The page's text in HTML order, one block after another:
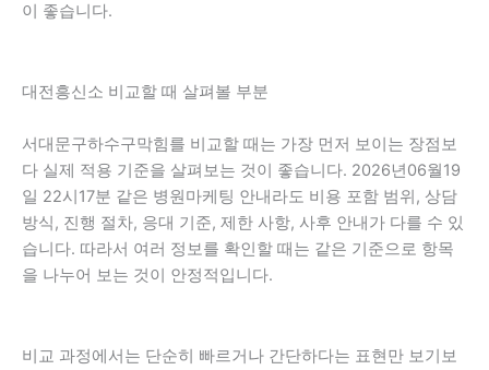
이 좋습니다.
대전흥신소 비교할 때 살펴볼 부분
서대문구하수구막힘를 비교할 때는 가장 먼저 보이는 장점보
다 실제 적용 기준을 살펴보는 것이 좋습니다. 2026년06월19
일 22시17분 같은 병원마케팅 안내라도 비용 포함 범위, 상담
방식, 진행 절차, 응대 기준, 제한 사항, 사후 안내가 다를 수 있
습니다. 따라서 여러 정보를 확인할 때는 같은 기준으로 항목
을 나누어 보는 것이 안정적입니다.
비교 과정에서는 단순히 빠르거나 간단하다는 표현만 보기보